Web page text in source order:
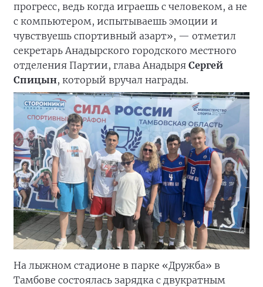
прогресс, ведь когда играешь с человеком, а не
с компьютером, испытываешь эмоции и
чувствуешь спортивный азарт», — отметил
секретарь Анадырского городского местного
отделения Партии, глава Анадыря Сергей
Спицын, который вручал награды.
На лыжном стадионе в парке «Дружба» в
Тамбове состоялась зарядка с двукратным